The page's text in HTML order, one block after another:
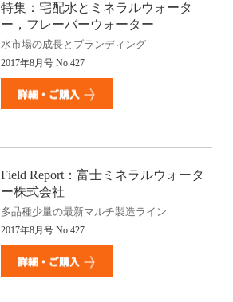
特集：宅配水とミネラルウォータ
ー，フレーバーウォーター
水市場の成長とブランディング
2017年8月号No.427
Field Report：富士ミネラルウォータ
ー株式会社
多品種少量の最新マルチ製造ライン
2017年8月号No.427